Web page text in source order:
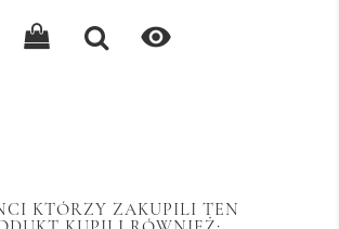

KTÓRZY ZAKUPILI TEN